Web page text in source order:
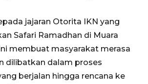
jajaran Otorita IKN yang
Safari Ramadhan di Muara
membuat masyarakat merasa
dilibatkan dalam proses
berjalan hingga rencana ke